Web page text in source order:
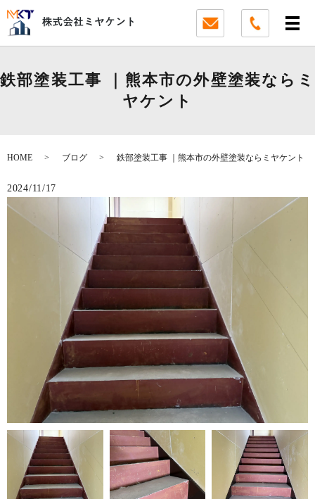
鉄部塗装工事 ｜熊本市の外壁塗装ならミ
ヤケント
HOME ブログ 鉄部塗装工事 ｜熊本市の外壁塗装ならミヤケント
2024/11/17